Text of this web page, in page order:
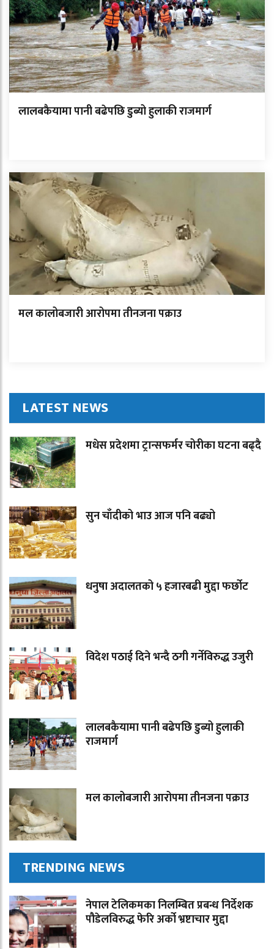
लालबकैयामा पानी बढेपछि डुब्यो हुलाकी राजमार्ग
मल कालोबजारी आरोपमा तीनजना पक्राउ
LATEST NEWS
मधेस प्रदेशमा ट्रान्सफर्मर चोरीका घटना बढ्दै
सुन चाँदीको भाउ आज पनि बढ्यो
धनुषा अदालतको ५ हजारबढी मुद्दा फर्छोट
विदेश पठाई दिने भन्दै ठगी गर्नेविरुद्ध उजुरी
लालबकैयामा पानी बढेपछि डुब्यो हुलाकी
राजमार्ग
मल कालोबजारी आरोपमा तीनजना पक्राउ
TRENDING NEWS
नेपाल टेलिकमका निलम्बित प्रबन्ध निर्देशक
पौडेलविरुद्ध फेरि अर्को भ्रष्टाचार मुद्दा